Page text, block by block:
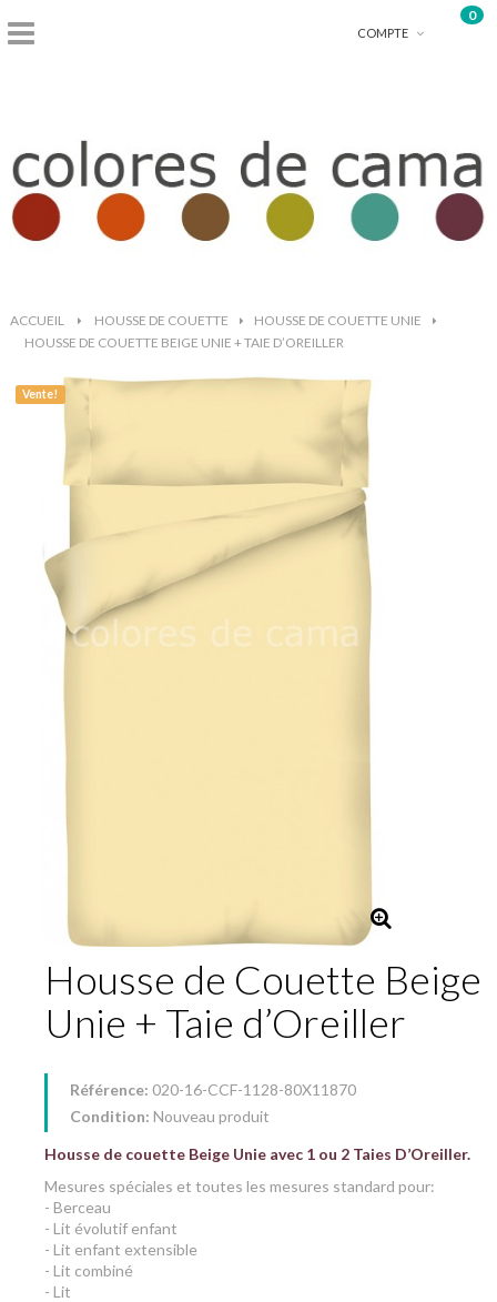
shopping_basket
0
COMPTE
ACCUEIL > HOUSSE DE COUETTE >
HOUSSE DE COUETTE UNIE
HOUSSE DE COUETTE BEIGE UNIE + TAIE D’OREILLER
Vente!
Housse de Couette Beige
Unie + Taie d’Oreiller
Référence: 020-16-CCF-1128-80X11870
Condition: Nouveau produit
Housse de couette Beige Unie avec 1 ou 2 Taies D’Oreiller.
Mesures spéciales et toutes les mesures standard pour:
- Berceau
- Lit évolutif enfant
- Lit enfant extensible
- Lit combiné
- Lit